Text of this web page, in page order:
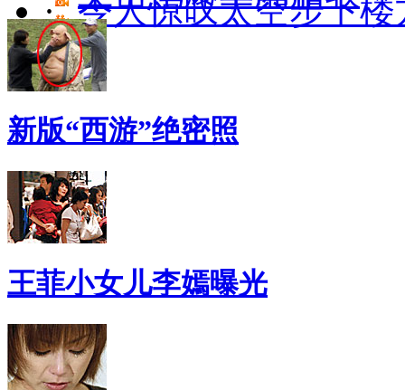
· 令人惊叹太空步下楼
新版“西游”绝密照
王菲小女儿李嫣曝光